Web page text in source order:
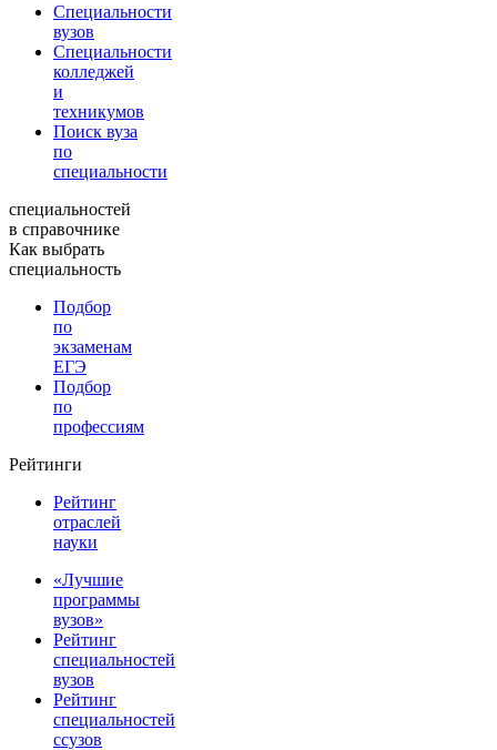
Специальности
вузов
Специальности
колледжей
и
техникумов
Поиск вуза
по
специальности
специальностей
в справочнике
Как выбрать
специальность
Подбор
по
экзаменам
ЕГЭ
Подбор
по
профессиям
Рейтинги
Рейтинг
отраслей
науки
«Лучшие
программы
вузов»
Рейтинг
специальностей
вузов
Рейтинг
специальностей
ссузов